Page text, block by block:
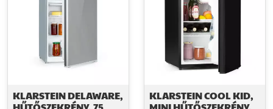
KLARSTEIN DELAWARE,
KLARSTEIN COOL KID,